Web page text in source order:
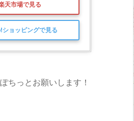
天市場で見る
ショッピングで見る
ちっとお願いします！